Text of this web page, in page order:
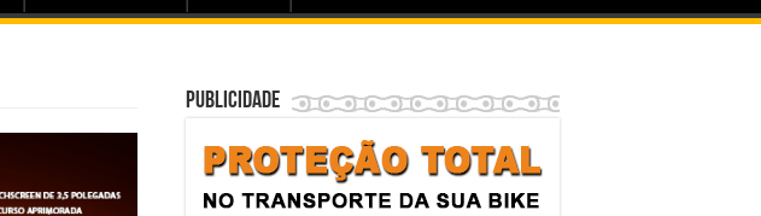
Publicidade